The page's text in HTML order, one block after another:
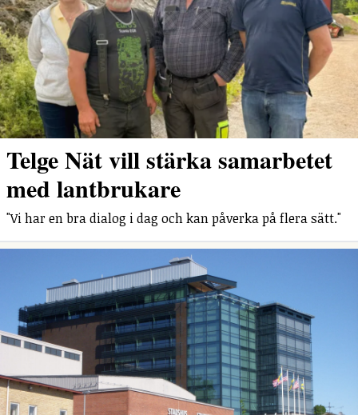
Telge Nät vill stärka samarbetet
med lantbrukare
"Vi har en bra dialog i dag och kan påverka på flera sätt."